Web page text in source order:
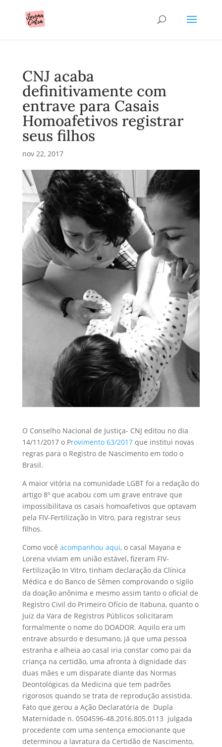
CNJ acaba
definitivamente com
entrave para Casais
Homoafetivos registrar
seus filhos
nov 22, 2017
O Conselho Nacional de Justiça- CNJ editou no dia
14/11/2017 o Provimento 63/2017que institui novas
regras para o Registro de Nascimento em todo o
Brasil.
A maior vitória na comunidade LGBT foi a redação do
artigo 8º que acabou com um grave entrave que
impossibilitava os casais homoafetivos que optavam
pela FIV-Fertilização In Vitro, para registrar seus
filhos.
Como você acompanhou aqui, o casal Mayana e
Lorena viviam em união estável, fizeram FIV-
Fertilização In Vitro, tinham declaração da Clínica
Médica e do Banco de Sêmen comprovando o sigilo
da doação anônima e mesmo assim tanto o oficial de
Registro Civil do Primeiro Ofício de Itabuna, quanto o
Juiz da Vara de Registros Públicos solicitaram
formalmente o nome do DOADOR. Aquilo era um
entrave absurdo e desumano, já que uma pessoa
estranha e alheia ao casal iria constar como pai da
criança na certidão, uma afronta à dignidade das
duas mães e um disparate diante das Normas
Deontológicas da Medicina que tem padrões
rigorosos quando se trata de reprodução assistida.
Fato que gerou a Ação Declaratória de Dupla
Maternidade n. 0504596-48.2016.805.0113 julgada
procedente com uma sentença emocionante que
determinou a lavratura da Certidão de Nascimento,